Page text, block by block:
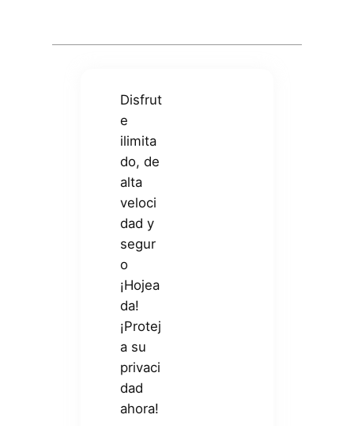
Disfrut
e
ilimita
do, de
alta
veloci
dad y
segur
o
¡Hojea
da!
¡Protej
a su
privaci
dad
ahora!